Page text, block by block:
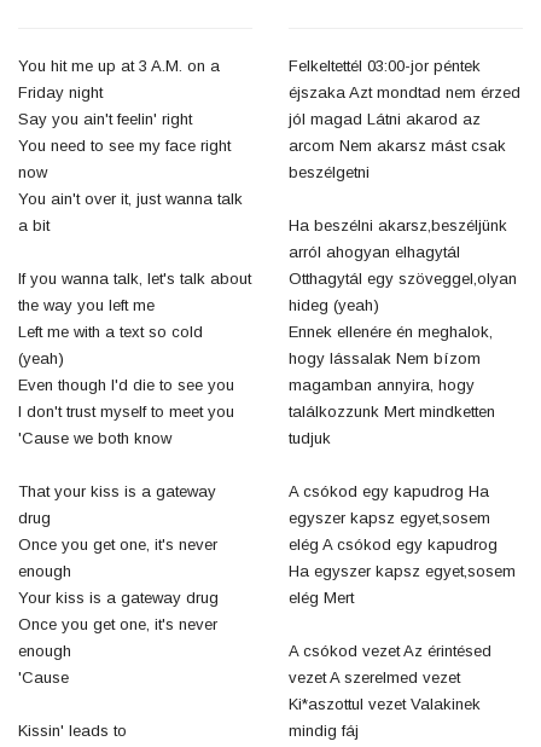
You hit me up at 3 A.M. on a
Friday night
Say you ain't feelin' right
You need to see my face right
now
You ain't over it, just wanna talk
a bit
If you wanna talk, let's talk about
the way you left me
Left me with a text so cold
(yeah)
Even though I'd die to see you
I don't trust myself to meet you
'Cause we both know
That your kiss is a gateway
drug
Once you get one, it's never
enough
Your kiss is a gateway drug
Once you get one, it's never
enough
'Cause
Kissin' leads to
Felkeltettél 03:00-jor péntek
éjszaka Azt mondtad nem érzed
jól magad Látni akarod az
arcom Nem akarsz mást csak
beszélgetni
Ha beszélni akarsz,beszéljünk
arról ahogyan elhagytál
Otthagytál egy szöveggel,olyan
hideg (yeah)
Ennek ellenére én meghalok,
hogy lássalak Nem bízom
magamban annyira, hogy
találkozzunk Mert mindketten
tudjuk
A csókod egy kapudrog Ha
egyszer kapsz egyet,sosem
elég A csókod egy kapudrog
Ha egyszer kapsz egyet,sosem
elég Mert
A csókod vezet Az érintésed
vezet A szerelmed vezet
Ki*aszottul vezet Valakinek
mindig fáj